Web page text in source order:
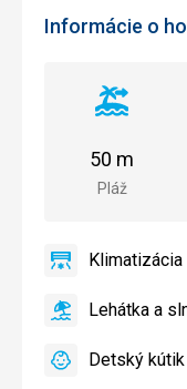
Informácie o
Vzdialenosť
pláže
Pláž
50 m
Klimatizácia
Klimatizácia
áno
Lehátka
slnečníky
áno
DetskýDetský kútik
áno